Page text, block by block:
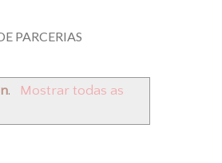
PARCERIAS
.
Mostrar todas as